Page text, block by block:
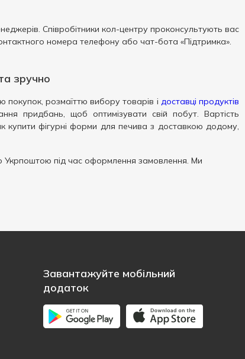
Співробітники кол-центру проконсультують вас
номера телефону або чат-бота «Підтримка».
зручно
розмаїттю вибору товарів і доставці продуктів
придбань, щоб оптимізувати свій побут. Вартість
купити фігурні форми для печива з доставкою додому,
під час оформлення замовлення. Ми
Завантажуйте мобільний
додаток